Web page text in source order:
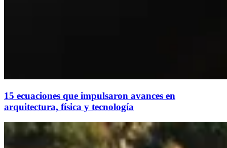
15 ecuaciones que impulsaron avances en
arquitectura, física y tecnología